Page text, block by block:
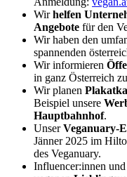
Wirhelfen
Angebote für den
Wir haben den
spannenden
Wir informieren
in ganz Österreich
Wir planen
Beispiel unsere
Hauptbahnhof.
UnserVeganuary-
Jänner 2025 im
des Veganuary.
Influencer:innen